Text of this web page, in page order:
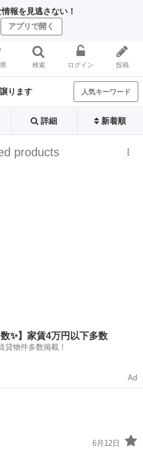
報を見逃さない！
アプリで開く
検索 ログイン 投稿
ります 人気キーワード
詳細 新着順
数✨】家賃4万円以下多数
貸物件多数掲載！
Ad
6月12日